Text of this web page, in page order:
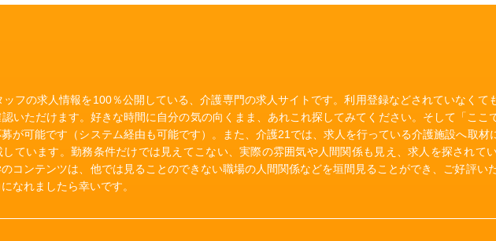
フの求人情報を100％公開している、介護専門の求人サイトです。利用登録などされていなくて
いただけます。好きな時間に自分の気の向くまま、あれこれ探してみてください。そして「ここ
が可能です（システム経由も可能です）。また、介護21では、求人を行っている介護施設へ取材
しています。勤務条件だけでは見えてこない、実際の雰囲気や人間関係も見え、求人を探されて
コンテンツは、他では見ることのできない職場の人間関係などを垣間見ることができ、ご好評い
なれましたら幸いです。